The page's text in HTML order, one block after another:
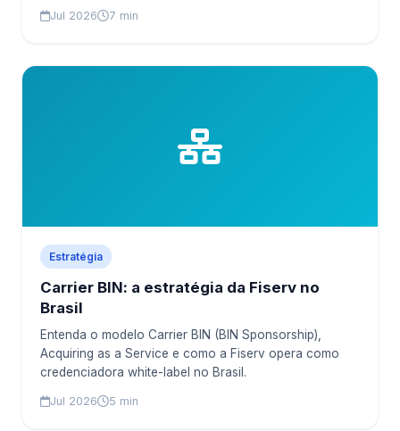
Jul 2026 7 min
Estratégia
Carrier BIN: a estratégia da Fiserv no
Brasil
Entenda o modelo Carrier BIN (BIN Sponsorship),
Acquiring as a Service e como a Fiserv opera como
credenciadora white-label no Brasil.
Jul 2026 5 min